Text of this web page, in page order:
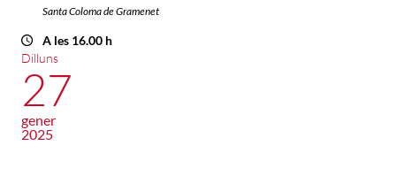
Santa Coloma de Gramenet
A les 16.00 h
Dilluns
27
gener
2025